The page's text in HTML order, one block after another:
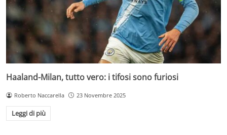
Haaland-Milan, tutto vero: i tifosi sono furiosi
Roberto Naccarella 23 Novembre 2025
Leggi di più